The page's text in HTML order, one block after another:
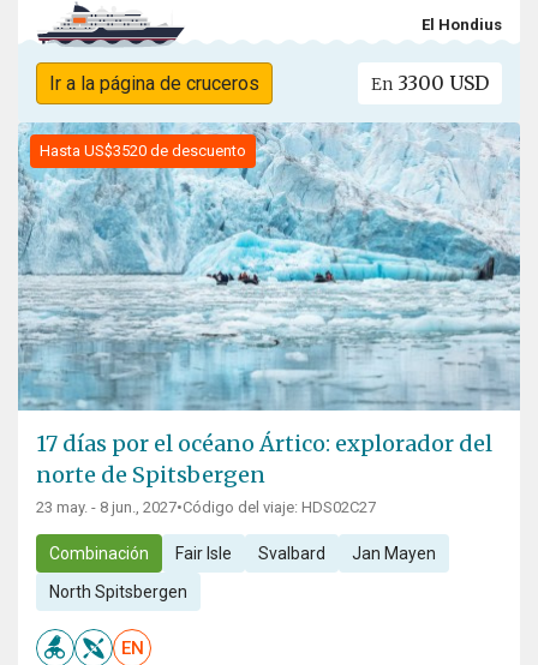
El Hondius
Ir a la página de cruceros En 3300 USD
Hasta US$3520 de descuento
17 días por el océano Ártico: explorador del
norte de Spitsbergen
23 may. - 8 jun., 2027•Código del viaje: HDS02C27
Combinación Fair Isle Svalbard Jan Mayen
North Spitsbergen
EN